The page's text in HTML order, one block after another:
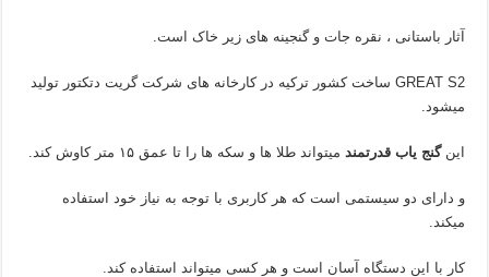
آثار باستانی ، نقره جات و گنجینه های زیر خاک است.
GREAT S2 ساخت کشور ترکیه در کارخانه های شرکت گریت دتکتور تولید
میشود.
اینگنج یاب قدرتمند میتواند طلا ها و سکه ها را تا عمق ۱۵ متر کاوش کند.
و دارای دو سیستمی است که هر کاربری با توجه به نیاز خود استفاده
میکند.
کار با این دستگاه آسان است و هر کسی میتواند استفاده کند.